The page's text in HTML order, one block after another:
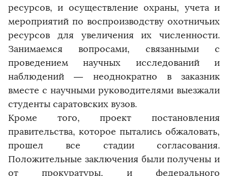
ресурсов, и осуществление охраны, учета и
мероприятий по воспроизводству охотничьих
ресурсов для увеличения их численности.
Занимаемся вопросами, связанными с
проведением научных исследований и
наблюдений — неоднократно в заказник
вместе с научными руководителями выезжали
студенты саратовских вузов.
Кроме того, проект постановления
правительства, которое пытались обжаловать,
прошел все стадии согласования.
Положительные заключения были получены и
от прокуратуры, и федерального